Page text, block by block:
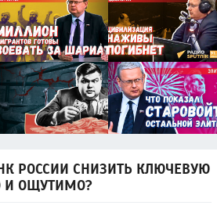
РОССИИ СНИЗИТЬ КЛЮЧЕВУЮ
И ОЩУТИМО?